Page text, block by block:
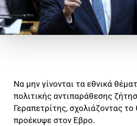
Να μην γίνονται τα εθνικά
πολιτικής αντιπαράθεσης
Γεραπετρίτης, σχολιάζοντας
προέκυψε στον Εβρο.